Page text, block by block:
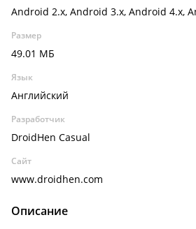
Android 2.x, Android 3.x, Android 4.x,
Размер
49.01 МБ
Язык
Английский
Разработчик
DroidHen Casual
Сайт
www.droidhen.com
Описание